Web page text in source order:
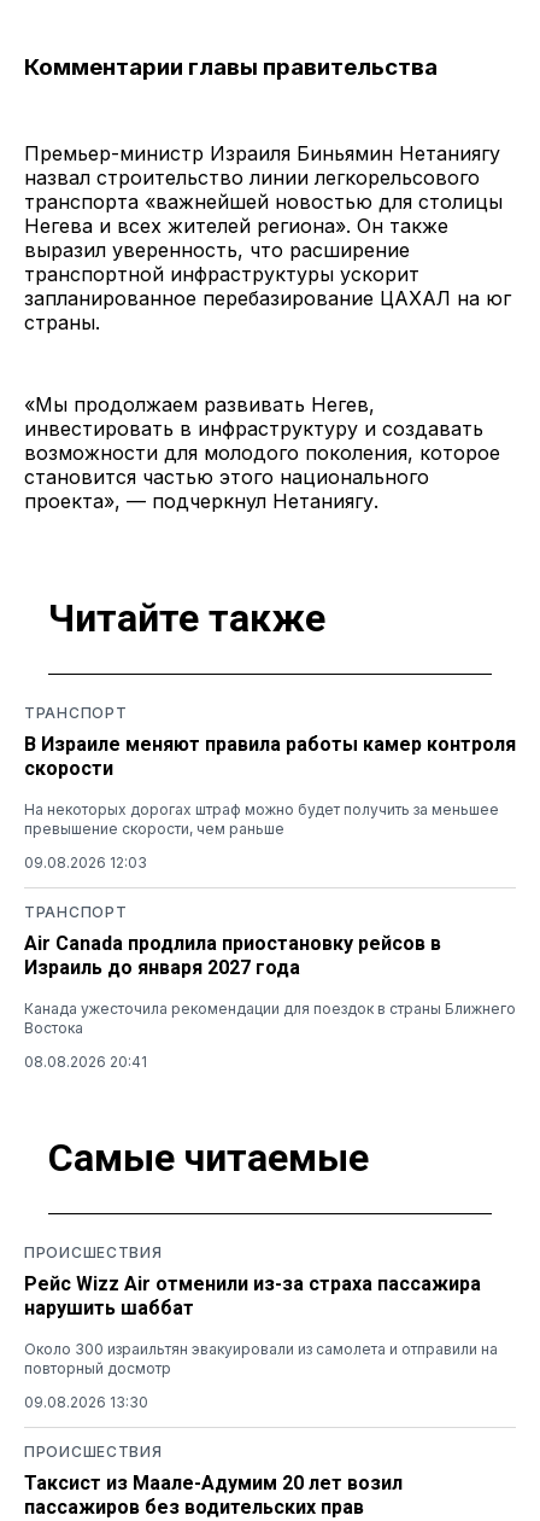
Комментарии главы правительства
Премьер-министр Израиля Биньямин Нетаниягу
назвал строительство линии легкорельсового
транспорта «важнейшей новостью для столицы
Негева и всех жителей региона». Он также
выразил уверенность, что расширение
транспортной инфраструктуры ускорит
запланированное перебазирование ЦАХАЛ на юг
страны.
«Мы продолжаем развивать Негев,
инвестировать в инфраструктуру и создавать
возможности для молодого поколения, которое
становится частью этого национального
проекта», — подчеркнул Нетаниягу.
Читайте также
ТРАНСПОРТ
В Израиле меняют правила работы камер контроля
скорости
На некоторых дорогах штраф можно будет получить за меньшее
превышение скорости, чем раньше
09.08.2026 12:03
ТРАНСПОРТ
Air Canada продлила приостановку рейсов в
Израиль до января 2027 года
Канада ужесточила рекомендации для поездок в страны Ближнего
Востока
08.08.2026 20:41
Самые читаемые
ПРОИСШЕСТВИЯ
Рейс Wizz Air отменили из-за страха пассажира
нарушить шаббат
Около 300 израильтян эвакуировали из самолета и отправили на
повторный досмотр
09.08.2026 13:30
ПРОИСШЕСТВИЯ
Таксист из Маале-Адумим 20 лет возил
пассажиров без водительских прав